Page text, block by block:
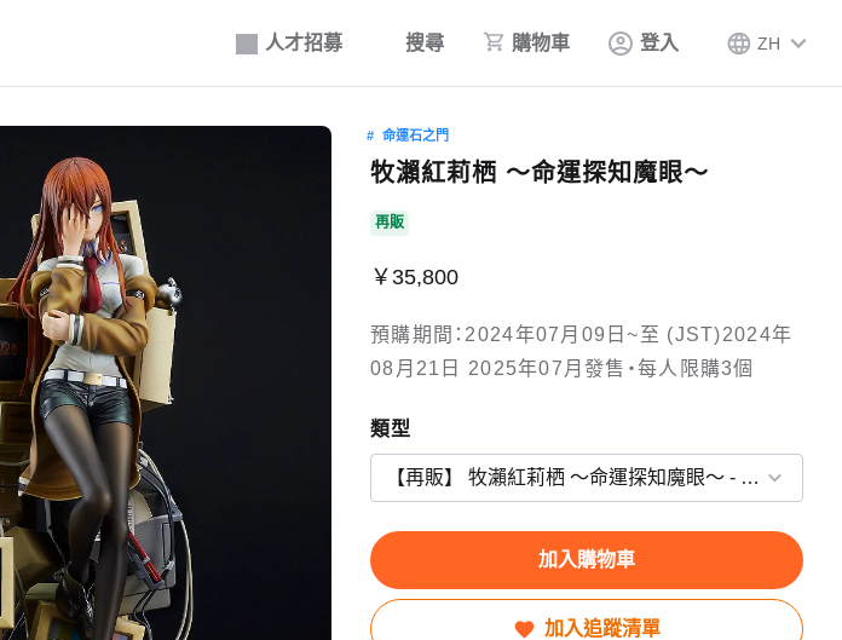
人才招募 搜尋 購物車 登入 ZH
命運石之門
牧瀨紅莉栖 ～命運探知魔眼～
再販
￥35,800
預購期間：2024年07月09日~至 (JST)2024年
08月21日 2025年07月發售・每人限購3個
類型
加入購物車
加入追蹤清單